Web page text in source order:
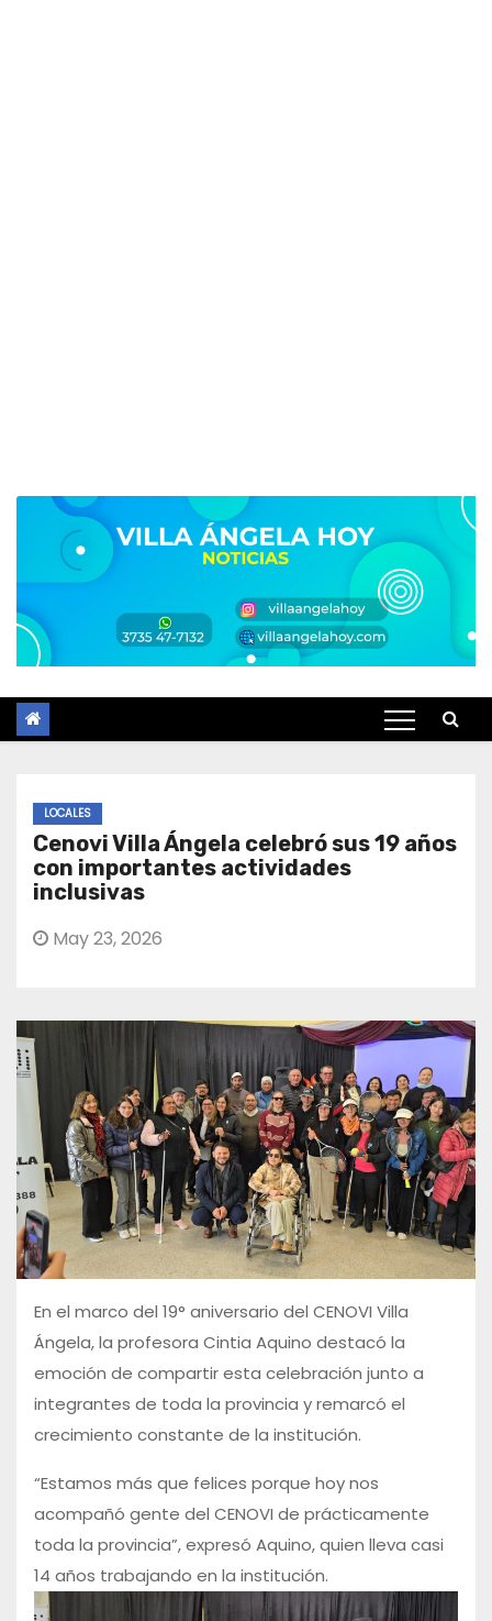
LOCALES
Cenovi Villa Ángela celebró sus 19 años
con importantes actividades
inclusivas
May 23, 2026
En el marco del 19° aniversario del CENOVI Villa
Ángela, la profesora Cintia Aquino destacó la
emoción de compartir esta celebración junto a
integrantes de toda la provincia y remarcó el
crecimiento constante de la institución.
“Estamos más que felices porque hoy nos
acompañó gente del CENOVI de prácticamente
toda la provincia”, expresó Aquino, quien lleva casi
14 años trabajando en la institución.